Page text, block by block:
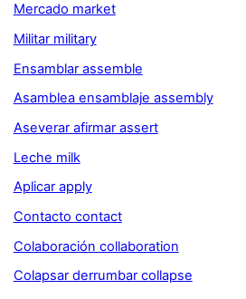
Mercado market
Militar military
Ensamblar assemble
Asamblea ensamblaje assembly
Aseverar afirmar assert
Leche milk
Aplicar apply
Contacto contact
Colaboración collaboration
Colapsar derrumbar collapse